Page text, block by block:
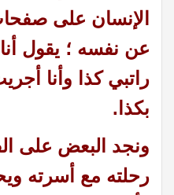
الإنسان على
عن نفسه ؛ يقول
راتبي كذا وأنا
بكذا .
ونجد البعض على
رحلته مع أسرته